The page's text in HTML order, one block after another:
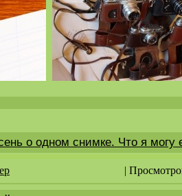
о одном снимке. Что я могу
|